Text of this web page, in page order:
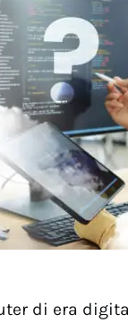
di era